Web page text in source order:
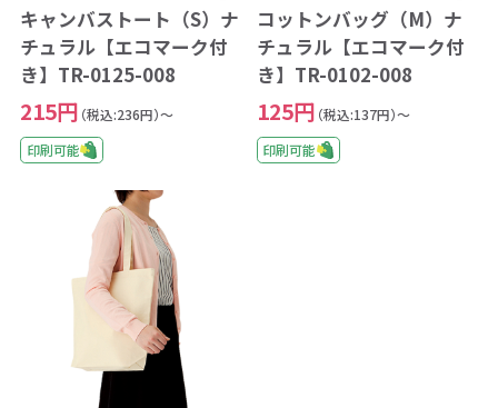
キャンバストート（S）ナ
チュラル【エコマーク付
き】TR-0125-008
215円 （税込:236円）～
印刷可能
コットンバッグ（M）ナ
チュラル【エコマーク付
き】TR-0102-008
125円 （税込:137円）～
印刷可能